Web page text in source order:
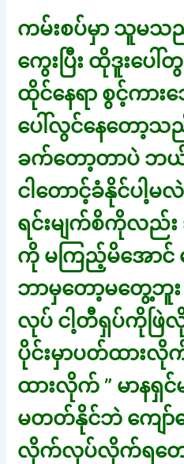
ကမ်းစပ်မှာ သူမသ
ကွေးပြီး ထိုဒူးပေ
ထိုင်နေရာ စွင့်ကား
ပေါ်လွင်နေတော့သည်
ခက်တော့တာပဲ ဘယ်
ငါတောင့်ခံနိုင်ပါ့
ရင်းမျက်စိကိုလည်
ကို မကြည့်မိအောင်
ဘာမှတော့မတွေ့ဘူး
လုပ် ငါ့တီရှပ်ကိုဖြဲ
ပိုင်းမှာပတ်ထားလိုက်
ထားလိုက် ” မာနရှ
မတတ်နိုင်ဘဲ ကျော်
လိုက်လုပ်လိုက်ရတေ